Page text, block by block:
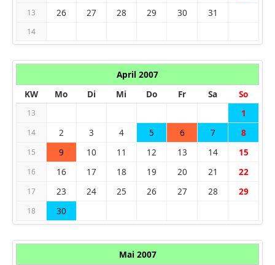
13 26 27 28 29 30 31
14
April 2007
KW
Mo Di Mi Do Fr Sa So
13 1
14 2 3 4 5 6 7 8
15 9 10 11 12 13 14 15
16 16 17 18 19 20 21 22
17 23 24 25 26 27 28 29
18 30
Mai 2007